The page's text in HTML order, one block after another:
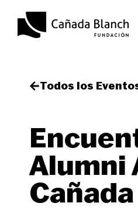
Todos los
Alumni